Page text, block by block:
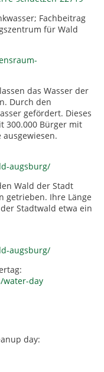
Fachbeitrag
für Wald
das Wasser der
Durch den
gefördert. Dieses
300.000 Bürger mit
augsburg/
Wald der Stadt
getrieben. Ihre Länge
Stadtwald etwa ein
augsburg/
water-day
day: